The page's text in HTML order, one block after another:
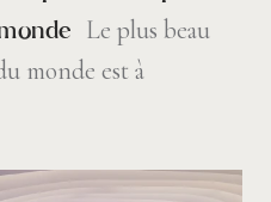
Le plus beau
monde est à